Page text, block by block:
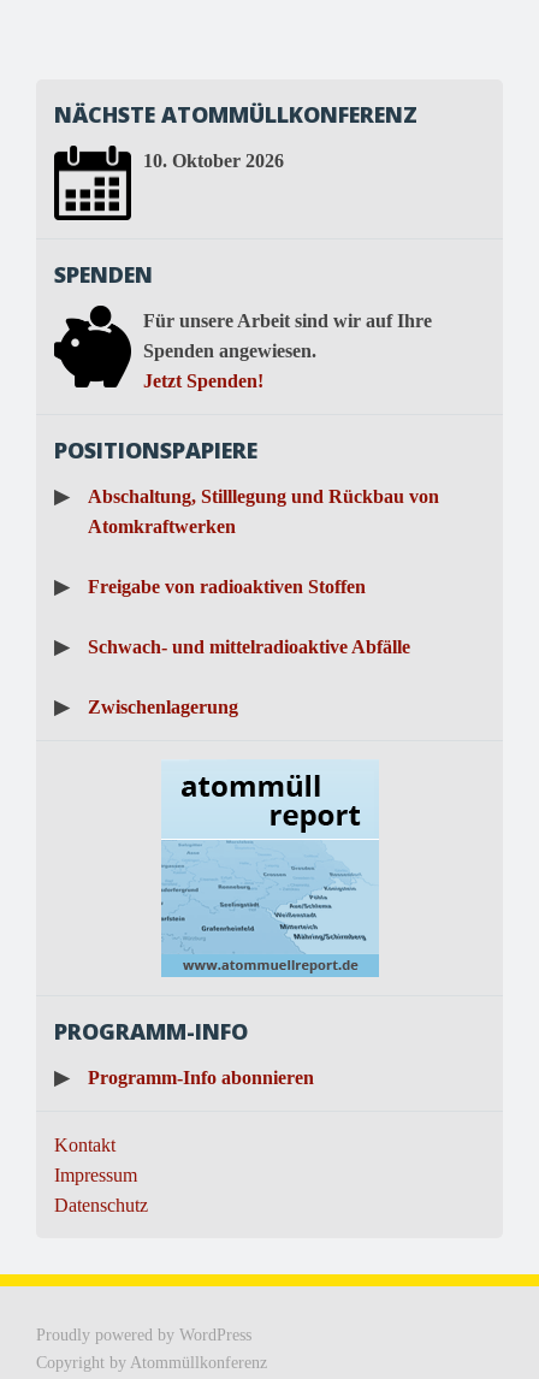
NÄCHSTE ATOMMÜLLKONFERENZ
10. Oktober 2026
SPENDEN
Für unsere Arbeit sind wir auf Ihre
Spenden angewiesen.
Jetzt Spenden!
POSITIONSPAPIERE
▶
Abschaltung, Stilllegung und Rückbau von
Atomkraftwerken
▶ Freigabe von radioaktiven Stoffen
▶ Schwach- und mittelradioaktive Abfälle
▶ Zwischenlagerung
PROGRAMM-INFO
▶ Programm-Info abonnieren
Kontakt
Impressum
Datenschutz
Proudly powered by WordPress
Copyright by Atommüllkonferenz